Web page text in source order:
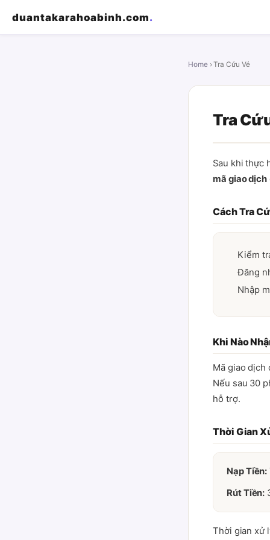
duantakarahoabinh.com.
Home› Tra Cứu Vé
Tra
Sau khi thực
mã giao dịch
Cách Tra
Kiểm
Đăng
Nhập
Khi Nào
Mã giao
Nếu sau 30
hỗ trợ.
Thời Gian
Nạp Tiền:
Rút Tiền:
Thời gian xử